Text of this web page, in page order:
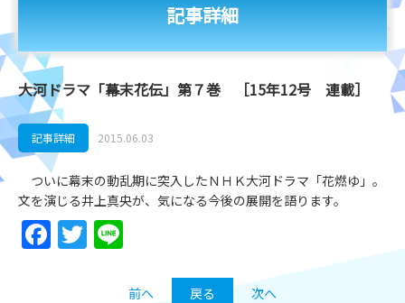
記事詳細
大河ドラマ「幕末花伝」第７巻 ［15年12号 連載］
記事詳細 2015.06.03
ついに幕末の動乱期に突入したＮＨＫ大河ドラマ「花燃ゆ」。
文を演じる井上真央が、気になる今後の展開を語ります。
Facebook
Twitter
前へ 戻る 次へ